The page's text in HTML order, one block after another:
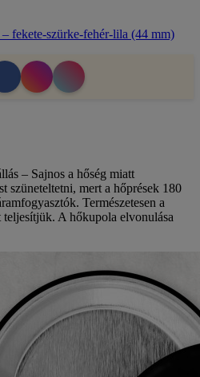
fekete-szürke-fehér-lila (44 mm)
– Sajnos a hőség miatt
szüneteltetni, mert a hőprések 180
Természetesen a
A hőkupola elvonulása